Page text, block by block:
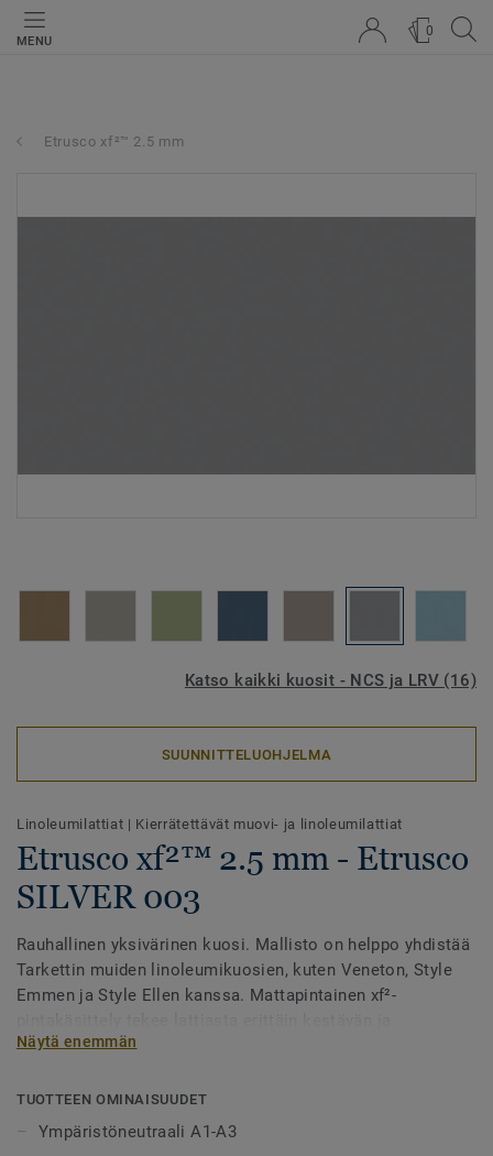
MENU
0
Etrusco xf²™ 2.5 mm
Katso kaikki kuosit - NCS ja LRV (16)
SUUNNITTELUOHJELMA
Linoleumilattiat | Kierrätettävät muovi- ja linoleumilattiat
Etrusco xf²™ 2.5 mm - Etrusco
SILVER 003
Rauhallinen yksivärinen kuosi. Mallisto on helppo yhdistää
Tarkettin muiden linoleumikuosien, kuten Veneton, Style
Emmen ja Style Ellen kanssa. Mattapintainen xf²-
helppohoitoisen, eikä vahaa tai hoitoaineita tarvita.
malliston kanssa.
Näytä enemmän
TUOTTEEN OMINAISUUDET
Ympäristöneutraali A1-A3